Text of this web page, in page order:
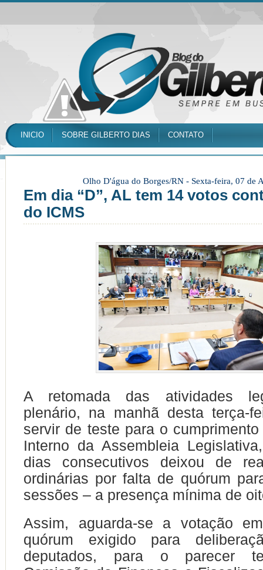
INICIO SOBRE GILBERTO DIAS CONTATO
Olho D'água do Borges/RN - Sexta-feira, 07 de
Em dia “D”, AL tem 14 votos
do ICMS
A retomada das atividades
plenário, na manhã desta terça-
servir de teste para o
Interno da Assembleia
dias consecutivos deixou de
ordinárias por falta de quórum
sessões – a presença mínima de
Assim, aguarda-se a votação
quórum exigido para
deputados, para o parecer